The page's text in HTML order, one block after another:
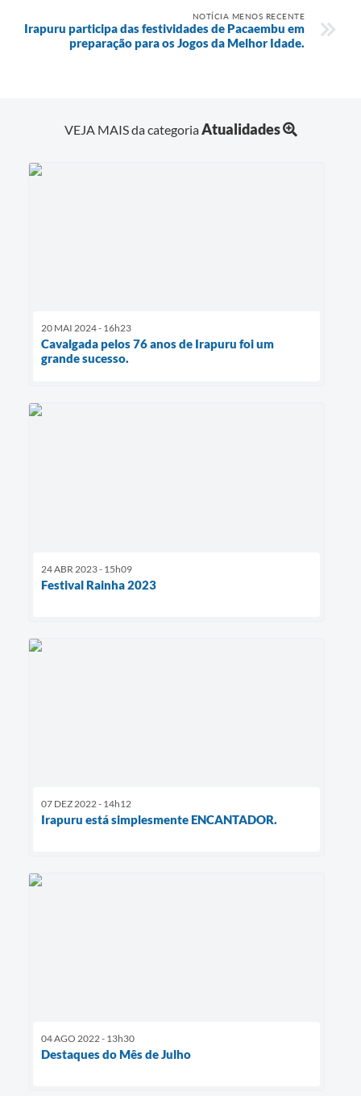
NOTÍCIA MENOS RECENTE
Irapuru participa das festividades de Pacaembu em
preparação para os Jogos da Melhor Idade.
VEJA MAIS da categoriaAtualidades
20 MAI 2024 - 16h23
Cavalgada pelos 76 anos de Irapuru foi um
grande sucesso.
24 ABR 2023 - 15h09
Festival Rainha 2023
07 DEZ 2022 - 14h12
Irapuru está simplesmente ENCANTADOR.
04 AGO 2022 - 13h30
Destaques do Mês de Julho